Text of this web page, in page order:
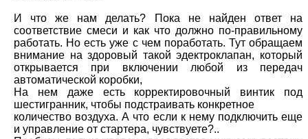
И что же нам делать? Пока не найден ответ на
соответствие смеси и как что должно по-правильному
работать. Но есть уже с чем поработать. Тут обращаем
внимание на здоровый такой эдектроклапан, который
открывается при включении любой из передач
автоматической коробки,
На нем даже есть корректировочный винтик под
шестигранник, чтобы подстраивать конкретное
количество воздуха. А что если к нему подключить еще
и управление от стартера, чувствуете?..